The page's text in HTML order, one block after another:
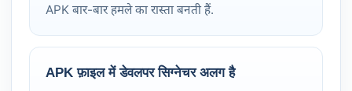
APK बार-बार हमले का रास्ता बनती हैं.
APK फ़ाइल में डेवलपर सिग्नेचर अलग है